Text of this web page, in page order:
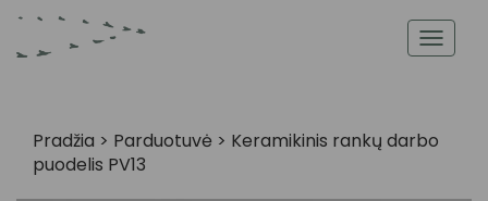
Pradžia > Parduotuvė > Keramikinis rankų darbo
puodelis PV13